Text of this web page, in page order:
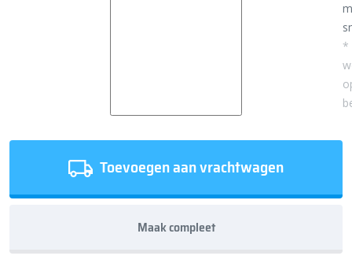
*
Toevoegen aan vrachtwagen
Maak compleet